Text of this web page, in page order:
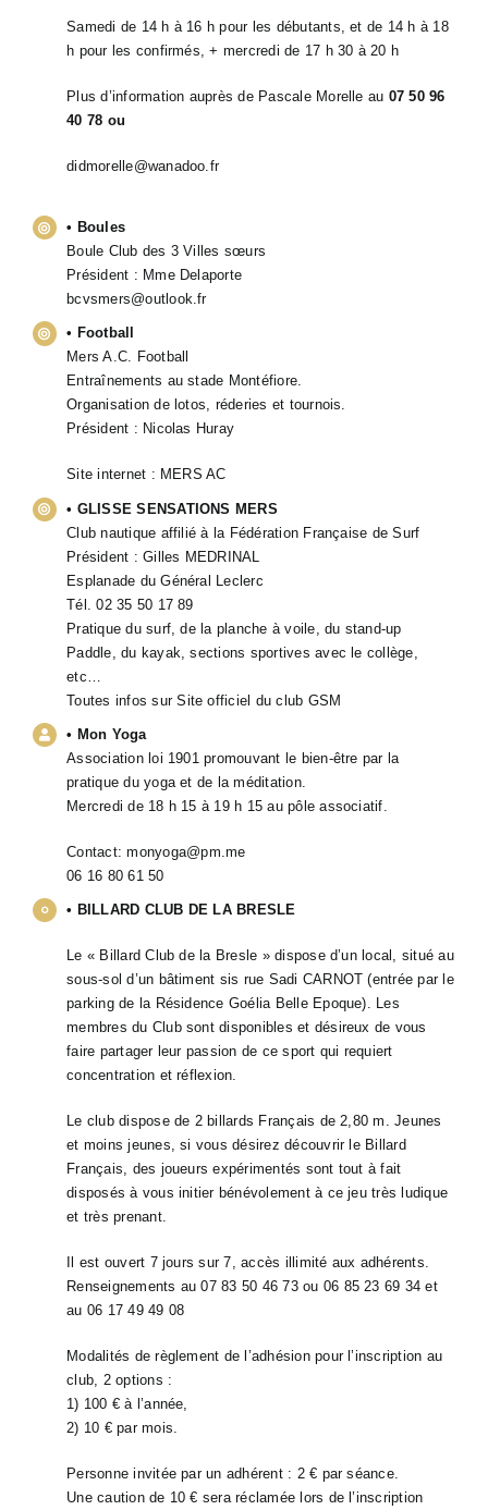
Samedi de 14 h à 16 h pour les débutants, et de 14 h à 18
h pour les confirmés, + mercredi de 17 h 30 à 20 h
Plus d’information auprès de Pascale Morelle au 07 50 96
40 78 ou
didmorelle@wanadoo.fr
• Boules
Boule Club des 3 Villes sœurs
Président : Mme Delaporte
bcvsmers@outlook.fr
• Football
Mers A.C. Football
Entraînements au stade Montéfiore.
Organisation de lotos, réderies et tournois.
Président : Nicolas Huray
Site internet : MERS AC
• GLISSE SENSATIONS MERS
Club nautique affilié à la Fédération Française de Surf
Président : Gilles MEDRINAL
Esplanade du Général Leclerc
Tél. 02 35 50 17 89
Pratique du surf, de la planche à voile, du stand-up
Paddle, du kayak, sections sportives avec le collège,
etc…
Toutes infos surSite officiel du club GSM
• Mon Yoga
Association loi 1901 promouvant le bien-être par la
pratique du yoga et de la méditation.
Mercredi de 18 h 15 à 19 h 15 au pôle associatif.
Contact:monyoga@pm.me
06 16 80 61 50
• BILLARD CLUB DE LA BRESLE
Le « Billard Club de la Bresle » dispose d’un local, situé au
sous-sol d’un bâtiment sis rue Sadi CARNOT (entrée par le
parking de la Résidence Goélia Belle Epoque). Les
membres du Club sont disponibles et désireux de vous
faire partager leur passion de ce sport qui requiert
concentration et réflexion.
Le club dispose de 2 billards Français de 2,80 m. Jeunes
et moins jeunes, si vous désirez découvrir le Billard
Français, des joueurs expérimentés sont tout à fait
disposés à vous initier bénévolement à ce jeu très ludique
et très prenant.
Il est ouvert 7 jours sur 7, accès illimité aux adhérents.
Renseignements au 07 83 50 46 73 ou 06 85 23 69 34 et
au 06 17 49 49 08
Modalités de règlement de l’adhésion pour l’inscription au
club, 2 options :
1) 100 € à l’année,
2) 10 € par mois.
Personne invitée par un adhérent : 2 € par séance.
Une caution de 10 € sera réclamée lors de l’inscription